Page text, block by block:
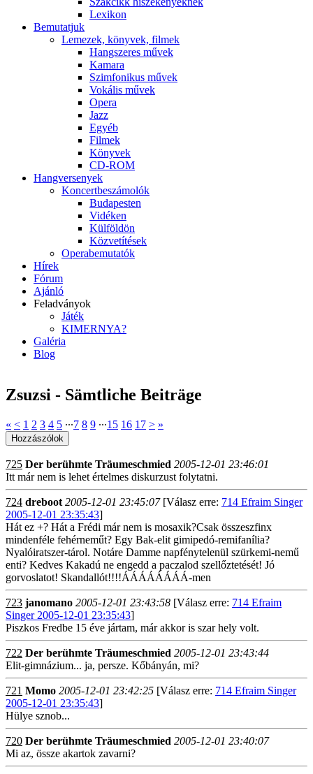
Lexikon
Bemutatjuk
Lemezek, könyvek, filmek
Hangszeres művek
Kamara
Szimfonikus művek
Vokális művek
Opera
Jazz
Egyéb
Filmek
Könyvek
CD-ROM
Hangversenyek
Koncertbeszámolók
Budapesten
Vidéken
Külföldön
Közvetítések
Operabemutatók
Hírek
Fórum
Ajánló
Feladványok
Játék
KIMERNYA?
Galéria
Blog
Zsuzsi - Sämtliche Beiträge
« < 1 2 3 4 5 ∙∙∙7 8 9 ∙∙∙15 16 17 > »
725 Der berühmte Träumeschmied 2005-12-01 23:46:01
Itt már nem is lehet értelmes diskurzust folytatni.
724 dreboot 2005-12-01 23:45:07[Válasz erre: 714 Efraim Singer
2005-12-01 23:35:43]
Hát ez +? Hát a Frédi már nem is mosaxik?Csak összeszfinx
mindenféle fehérneműt? Egy Bak-elit gimipedó-remifanília?
Nyalóiratszer-tárol. Notáre Damme napfénytelenül szürkemi-nemű
enti? Kedves Kakadú ne engedd a paczalod szellőztetését! Jó
gorvoslatot! Skandallót!!!!ÁÁÁÁÁÁÁÁ-men
723 janomano 2005-12-01 23:43:58 [Válasz erre: 714 Efraim
Singer 2005-12-01 23:35:43]
Piszkos Fredbe 15 éve jártam, már akkor is szar hely volt.
722 Der berühmte Träumeschmied 2005-12-01 23:43:44
Elit-gimnázium... ja, persze. Kőbányán, mi?
721 Momo 2005-12-01 23:42:25 [Válasz erre: 714 Efraim Singer
2005-12-01 23:35:43]
Hülye sznob...
720 Der berühmte Träumeschmied 2005-12-01 23:40:07
Mi az, össze akartok zavarni?